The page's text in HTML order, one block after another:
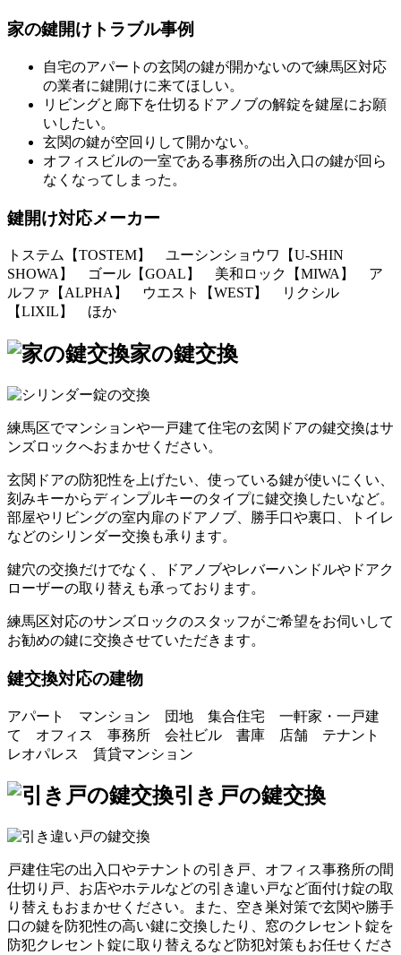
家の鍵開けトラブル事例
自宅のアパートの玄関の鍵が開かないので練馬区対応
の業者に鍵開けに来てほしい。
リビングと廊下を仕切るドアノブの解錠を鍵屋にお願
いしたい。
玄関の鍵が空回りして開かない。
オフィスビルの一室である事務所の出入口の鍵が回ら
なくなってしまった。
鍵開け対応メーカー
トステム【TOSTEM】 ユーシンショウワ【U-SHIN
SHOWA】 ゴール【GOAL】 美和ロック【MIWA】 ア
ルファ【ALPHA】 ウエスト【WEST】 リクシル
【LIXIL】 ほか
家の鍵交換
練馬区でマンションや一戸建て住宅の玄関ドアの鍵交換はサ
ンズロックへおまかせください。
玄関ドアの防犯性を上げたい、使っている鍵が使いにくい、
刻みキーからディンプルキーのタイプに鍵交換したいなど。
部屋やリビングの室内扉のドアノブ、勝手口や裏口、トイレ
などのシリンダー交換も承ります。
鍵穴の交換だけでなく、ドアノブやレバーハンドルやドアク
ローザーの取り替えも承っております。
練馬区対応のサンズロックのスタッフがご希望をお伺いして
お勧めの鍵に交換させていただきます。
鍵交換対応の建物
アパート マンション 団地 集合住宅 一軒家・一戸建
て オフィス 事務所 会社ビル 書庫 店舗 テナント
レオパレス 賃貸マンション
引き戸の鍵交換
戸建住宅の出入口やテナントの引き戸、オフィス事務所の間
仕切り戸、お店やホテルなどの引き違い戸など面付け錠の取
り替えもおまかせください。また、空き巣対策で玄関や勝手
口の鍵を防犯性の高い鍵に交換したり、窓のクレセント錠を
防犯クレセント錠に取り替えるなど防犯対策もお任せくださ